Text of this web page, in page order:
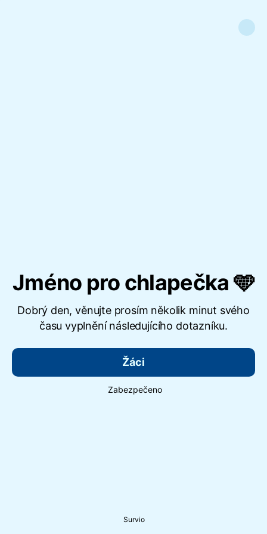
Jméno pro chlapečka 🩵
Dobrý den, věnujte prosím několik minut svého
času vyplnění následujícího dotazníku.
Žáci
Zabezpečeno
Survio